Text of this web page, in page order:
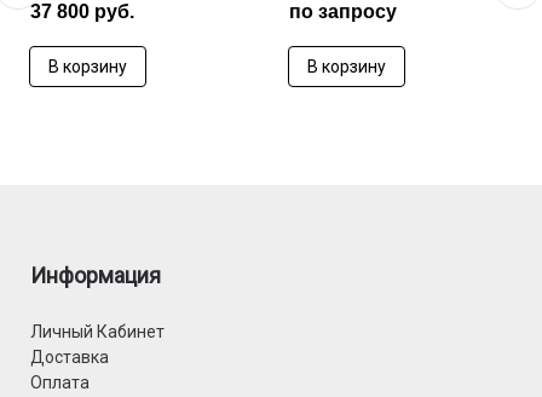
37 800 руб.
В корзину
по запросу
В корзину
Информация
Личный Кабинет
Доставка
Оплата